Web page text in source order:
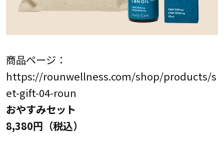
商品ページ：
https://rounwellness.com/shop/products/s
et-gift-04-roun
おやすみセット
8,380円（税込）